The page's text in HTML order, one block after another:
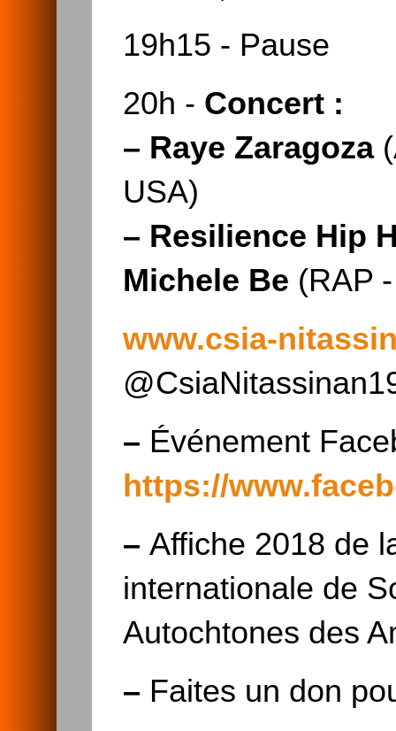
19h15 - Pause
20h - Concert :
– Raye Zaragoza
USA)
– Resilience Hip
Michele Be (RAP
www.csia-
– Événement
https://
– Affiche 2018 de
internationale de
Autochtones des
– Faites un don